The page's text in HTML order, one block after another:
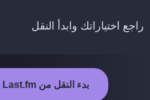
راجع اختياراتك وابدأ النقل
بدء النقل من Last.fm إلى Subsonic